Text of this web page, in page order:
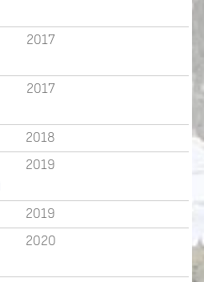
2017
2017
2018
2019
2019
2020